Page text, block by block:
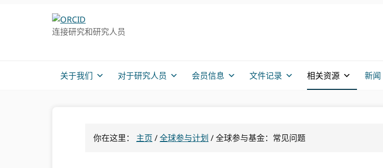
连接研究和研究人员
关于我们 对于研究人员 会员信息 文件记录 相关资源 新闻
你在这里： 主页 /全球参与计划 /全球参与基金：常见问题